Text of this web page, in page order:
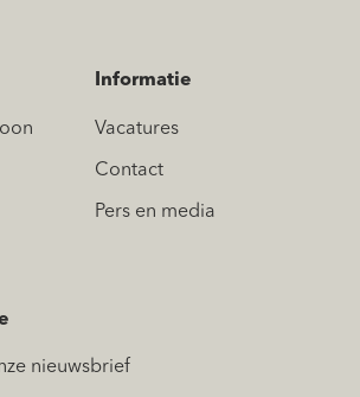
Informatie
Vacatures
Contact
Pers en media
nieuwsbrief